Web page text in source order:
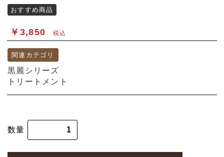
おすすめ商品
￥3,850 税込
関連カテゴリ
黒麗シリーズ
トリートメント
数量